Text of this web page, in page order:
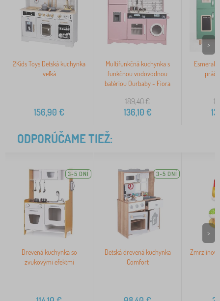
2Kids Toys Detská kuchynka
veľká
156,90 €
Multifunkčná kuchynka s
funkčnou vodovodnou
batériou Ourbaby - Fiora
189,40€
136,10 €
>
ODPORÚČAME TIEŽ:
3-5 DNÍ
Drevená kuchynka so
zvukovými efektmi
3-5 DNÍ
Detská drevená kuchynka
Comfort
>